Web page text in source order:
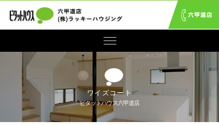
ワイズコート
ピタットハウス六甲道店